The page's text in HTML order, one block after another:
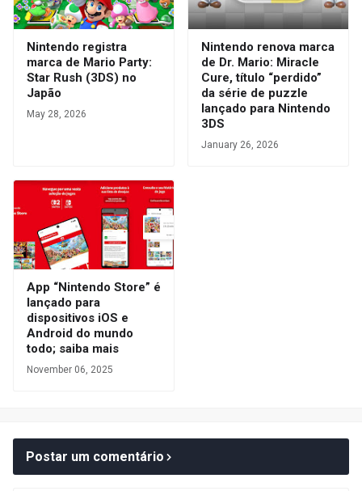
Nintendo registra
marca de Mario Party:
Star Rush (3DS) no
Japão
May 28, 2026
Nintendo renova marca
de Dr. Mario: Miracle
Cure, título “perdido”
da série de puzzle
lançado para Nintendo
3DS
January 26, 2026
App “Nintendo Store” é
lançado para
dispositivos iOS e
Android do mundo
todo; saiba mais
November 06, 2025
Postar um comentário